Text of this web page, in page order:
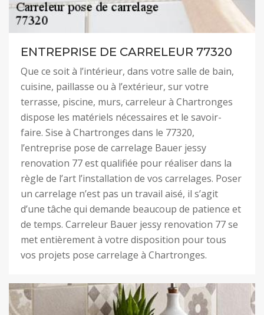
ENTREPRISE DE CARRELEUR 77320
Que ce soit à l’intérieur, dans votre salle de bain,
cuisine, paillasse ou à l’extérieur, sur votre
terrasse, piscine, murs, carreleur à Chartronges
dispose les matériels nécessaires et le savoir-
faire. Sise à Chartronges dans le 77320,
l’entreprise pose de carrelage Bauer jessy
renovation 77 est qualifiée pour réaliser dans la
règle de l’art l’installation de vos carrelages. Poser
un carrelage n’est pas un travail aisé, il s’agit
d’une tâche qui demande beaucoup de patience et
de temps. Carreleur Bauer jessy renovation 77 se
met entièrement à votre disposition pour tous
vos projets pose carrelage à Chartronges.